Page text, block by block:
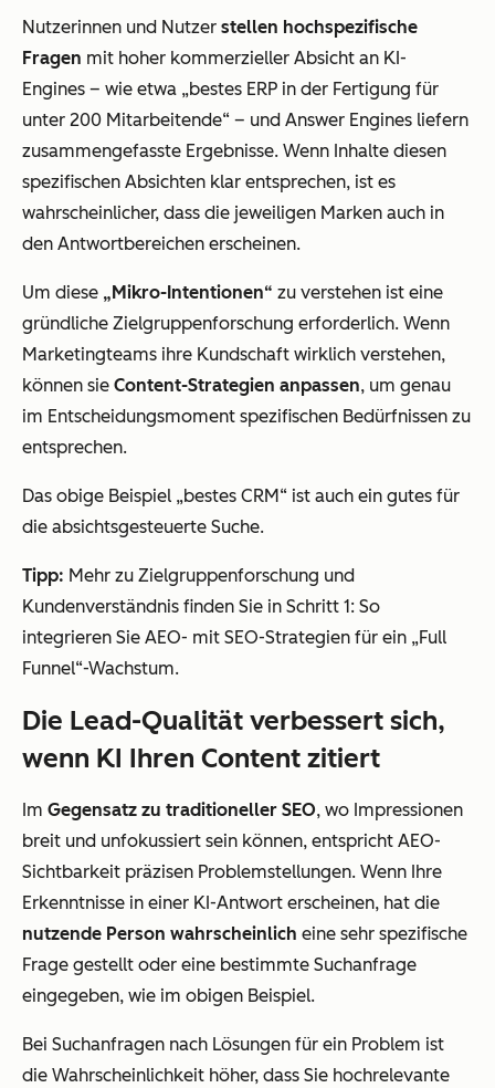
Nutzerinnen und Nutzer stellen hochspezifische
Fragen mit hoher kommerzieller Absicht an KI-
Engines – wie etwa „bestes ERP in der Fertigung für
unter 200 Mitarbeitende“ – und Answer Engines liefern
zusammengefasste Ergebnisse. Wenn Inhalte diesen
spezifischen Absichten klar entsprechen, ist es
wahrscheinlicher, dass die jeweiligen Marken auch in
den Antwortbereichen erscheinen.
Um diese „Mikro-Intentionen“ zu verstehen ist eine
gründliche Zielgruppenforschung erforderlich. Wenn
Marketingteams ihre Kundschaft wirklich verstehen,
können sie Content-Strategien anpassen, um genau
im Entscheidungsmoment spezifischen Bedürfnissen zu
entsprechen.
Das obige Beispiel „bestes CRM“ ist auch ein gutes für
die absichtsgesteuerte Suche.
Tipp: Mehr zu Zielgruppenforschung und
Kundenverständnis finden Sie in Schritt 1: So
integrieren Sie AEO- mit SEO-Strategien für ein „Full
Funnel“-Wachstum.
Die Lead-Qualität verbessert sich,
wenn KI Ihren Content zitiert
Im Gegensatz zu traditioneller SEO, wo Impressionen
breit und unfokussiert sein können, entspricht AEO-
Sichtbarkeit präzisen Problemstellungen. Wenn Ihre
Erkenntnisse in einer KI-Antwort erscheinen, hat die
nutzende Person wahrscheinlich eine sehr spezifische
Frage gestellt oder eine bestimmte Suchanfrage
eingegeben, wie im obigen Beispiel.
Bei Suchanfragen nach Lösungen für ein Problem ist
die Wahrscheinlichkeit höher, dass Sie hochrelevante